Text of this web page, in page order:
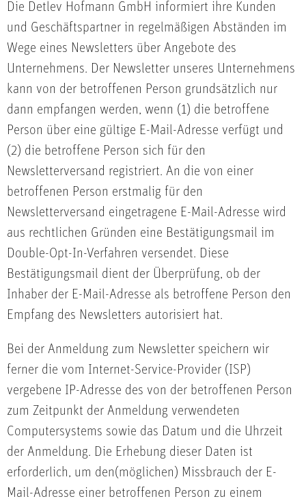
Die Detlev Hofmann GmbH informiert ihre Kunden
und Geschäftspartner in regelmäßigen Abständen im
Wege eines Newsletters über Angebote des
Unternehmens. Der Newsletter unseres Unternehmens
kann von der betroffenen Person grundsätzlich nur
dann empfangen werden, wenn (1) die betroffene
Person über eine gültige E-Mail-Adresse verfügt und
(2) die betroffene Person sich für den
Newsletterversand registriert. An die von einer
betroffenen Person erstmalig für den
Newsletterversand eingetragene E-Mail-Adresse wird
aus rechtlichen Gründen eine Bestätigungsmail im
Double-Opt-In-Verfahren versendet. Diese
Bestätigungsmail dient der Überprüfung, ob der
Inhaber der E-Mail-Adresse als betroffene Person den
Empfang des Newsletters autorisiert hat.
Bei der Anmeldung zum Newsletter speichern wir
ferner die vom Internet-Service-Provider (ISP)
vergebene IP-Adresse des von der betroffenen Person
zum Zeitpunkt der Anmeldung verwendeten
Computersystems sowie das Datum und die Uhrzeit
der Anmeldung. Die Erhebung dieser Daten ist
erforderlich, um den(möglichen) Missbrauch der E-
Mail-Adresse einer betroffenen Person zu einem